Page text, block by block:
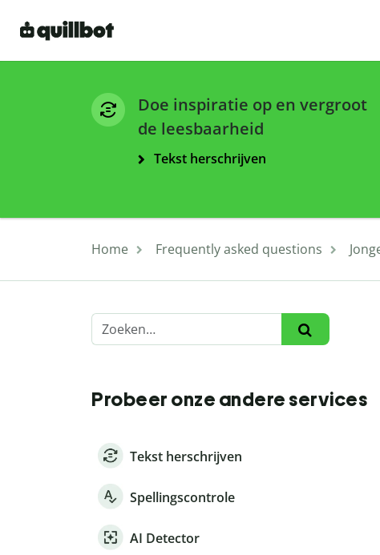
Doe inspiratie op en vergroot
de leesbaarheid
Tekst herschrijven
Home Frequently asked questions
Probeer onze andere services
Tekst herschrijven
Spellingscontrole
AI Detector